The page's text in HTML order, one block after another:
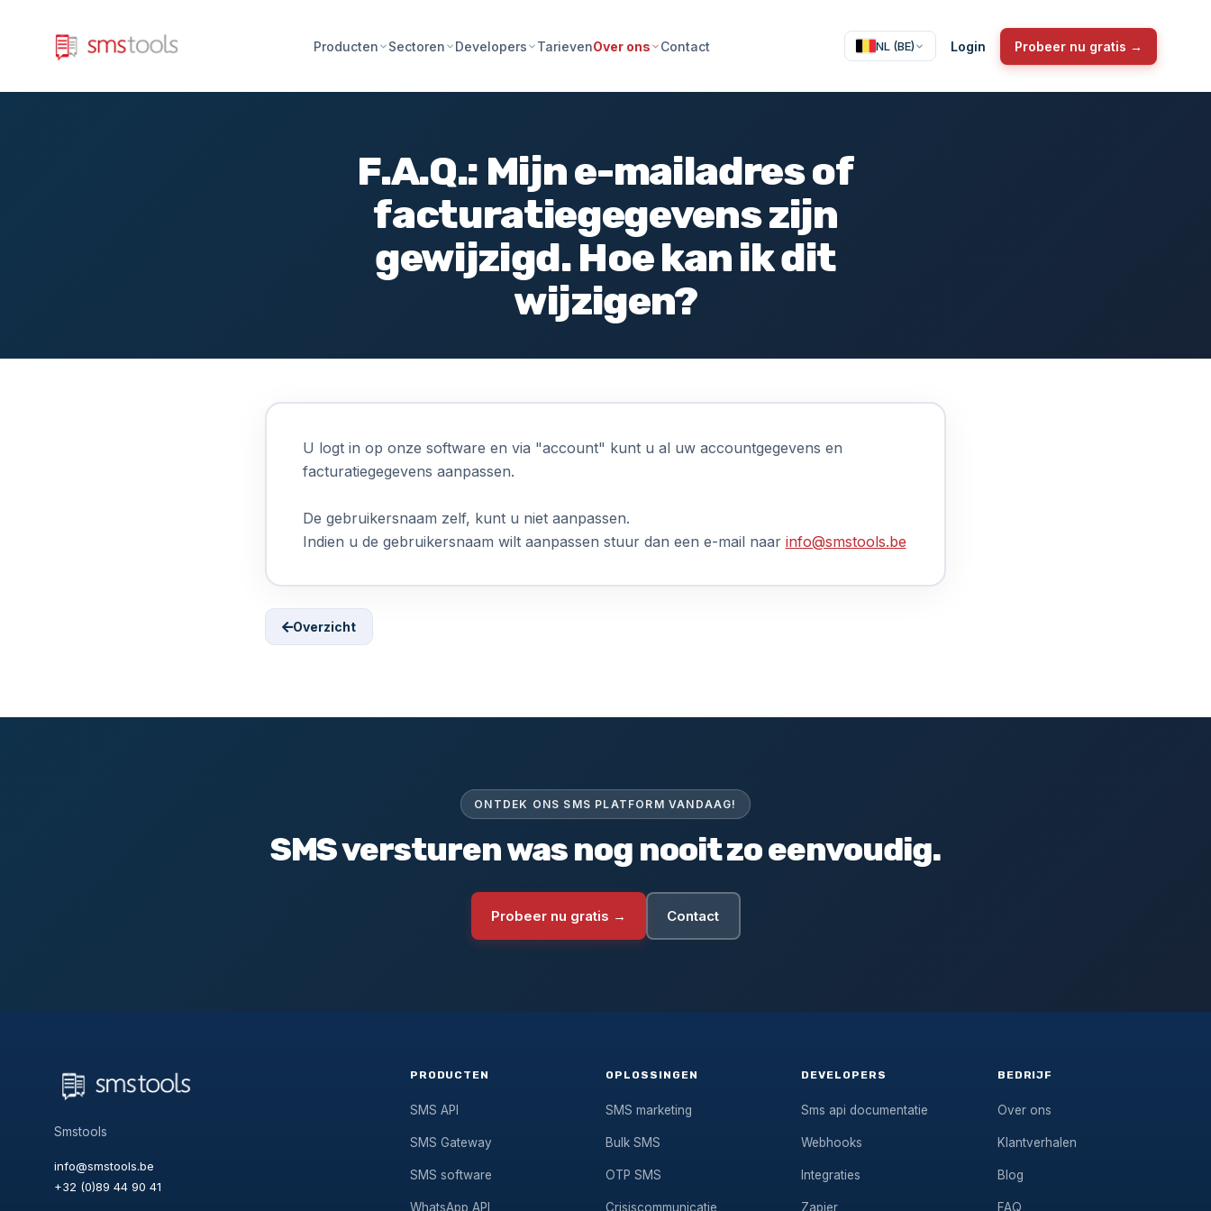
Producten Sectoren Developers TarievenOver ons Contact NL (BE) Login Probeer nu gratis →
F.A.Q.: Mijn e-mailadres of
facturatiegegevens zijn
gewijzigd. Hoe kan ik dit
wijzigen?
U logt in op onze software en via "account" kunt u al uw accountgegevens en
facturatiegegevens aanpassen.
De gebruikersnaam zelf, kunt u niet aanpassen.
Indien u de gebruikersnaam wilt aanpassen stuur dan een e-mail naar info@smstools.be
Overzicht
ONTDEK ONS SMS PLATFORM VANDAAG!
SMS versturen was nog nooit zo eenvoudig.
Probeer nu gratis → Contact
Smstools
info@smstools.be
+32 (0)89 44 90 41
PRODUCTEN
SMS API
SMS Gateway
SMS software
WhatsApp API
OPLOSSINGEN
SMS marketing
Bulk SMS
OTP SMS
Crisiscommunicatie
DEVELOPERS
Sms api documentatie
Webhooks
Integraties
Zapier
BEDRIJF
Over ons
Klantverhalen
Blog
FAQ